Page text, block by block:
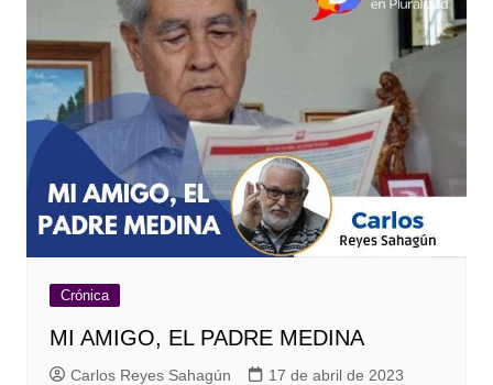
Crónica
MI AMIGO, EL PADRE MEDINA
Carlos Reyes Sahagún
17 de abril de 2023